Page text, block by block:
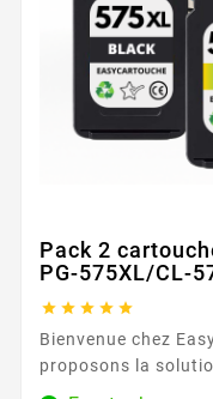
Pack 2
PG-575XL/CL-
    
Bienvenue chez
proposons la
d'impression avec notre Pack 2